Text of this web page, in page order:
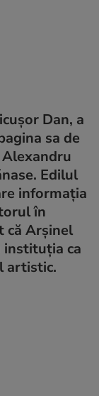
Dan, a
sa de
Edilul
informația
în
că Arșinel
instituția ca
artistic.